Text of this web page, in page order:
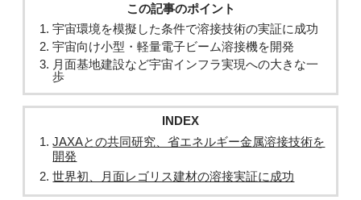
この記事のポイント
宇宙環境を模擬した条件で溶接技術の実証に成功
宇宙向け小型・軽量電子ビーム溶接機を開発
月面基地建設など宇宙インフラ実現への大きな一
歩
INDEX
JAXAとの共同研究、省エネルギー金属溶接技術を
開発
世界初、月面レゴリス建材の溶接実証に成功